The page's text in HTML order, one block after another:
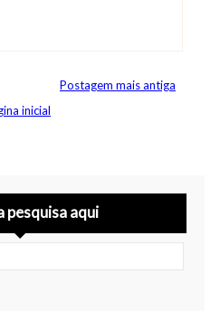
Postagem mais antiga
inicial
pesquisa aqui